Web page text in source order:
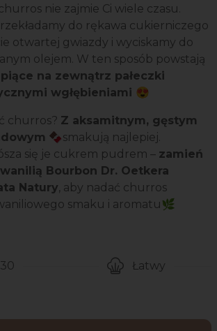
nie zajmie Ci wiele czasu.
do rękawa cukierniczego
otwartej gwiazdy i wyciskamy do
olejem. W ten sposób powstają
na zewnątrz pałeczki
wgłębieniami 😍
churros? Z aksamitnym, gęstym
🍫smakują najlepiej.
się je cukrem pudrem – zamień
Bourbon Dr. Oetkera
Natury, aby nadać churros
smaku i aromatu 🌿
Łatwy